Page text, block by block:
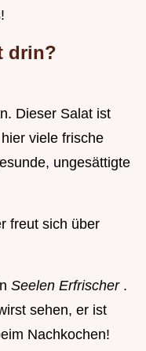
drin?
Dieser Salat ist
viele frische
ungesättigte
freut sich über
Seelen Erfrischer .
sehen, er ist
Nachkochen!